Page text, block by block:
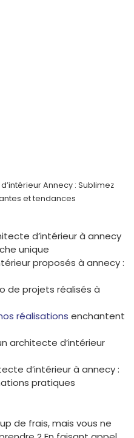
Annecy : Sublimez
et tendances
d’intérieur à annecy
unique
proposés à annecy :
de projets réalisés à
réalisations enchantent
architecte d’intérieur
d’intérieur à annecy :
pratiques
de frais, mais vous ne